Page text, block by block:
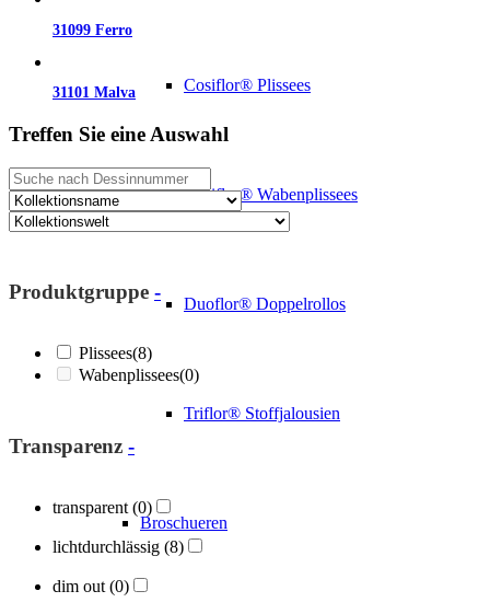
Cosiflor® Plissees
Cosiflor® Wabenplissees
Duoflor® Doppelrollos
Triflor® Stoffjalousien
Broschueren
31099 Ferro
31101 Malva
Treffen Sie eine Auswahl
Produktgruppe -
Plissees(8)
Wabenplissees(0)
Transparenz -
transparent (0)
lichtdurchlässig (8)
dim out (0)